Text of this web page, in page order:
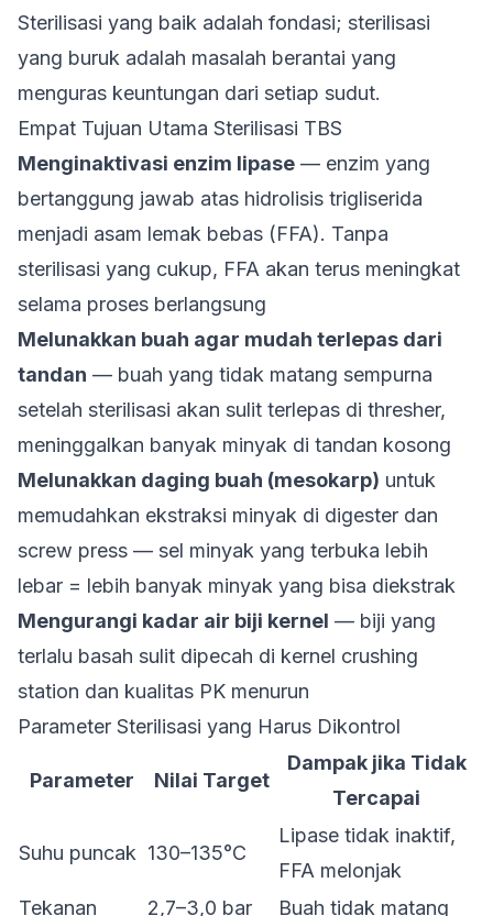
Sterilisasi yang baik adalah fondasi; sterilisasi
yang buruk adalah masalah berantai yang
menguras keuntungan dari setiap sudut.
Empat Tujuan Utama Sterilisasi TBS
Menginaktivasi enzim lipase — enzim yang
bertanggung jawab atas hidrolisis trigliserida
menjadi asam lemak bebas (FFA). Tanpa
sterilisasi yang cukup, FFA akan terus meningkat
selama proses berlangsung
Melunakkan buah agar mudah terlepas dari
tandan — buah yang tidak matang sempurna
setelah sterilisasi akan sulit terlepas di thresher,
meninggalkan banyak minyak di tandan kosong
Melunakkan daging buah (mesokarp) untuk
memudahkan ekstraksi minyak di digester dan
screw press — sel minyak yang terbuka lebih
lebar = lebih banyak minyak yang bisa diekstrak
Mengurangi kadar air biji kernel — biji yang
terlalu basah sulit dipecah di kernel crushing
station dan kualitas PK menurun
Parameter Sterilisasi yang Harus Dikontrol
Parameter Nilai Target
Dampak jika Tidak
Tercapai
Suhu puncak 130–135°C
Lipase tidak inaktif,
FFA melonjak
Tekanan
2,7–3,0 bar
Buah tidak matang